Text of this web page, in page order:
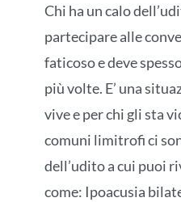
Chi ha un calo
partecipare alle
faticoso e deve
più volte. E’ una
vive e per chi gli sta
comuni limitrofi ci
dell’udito a cui puoi
come: Ipoacusia